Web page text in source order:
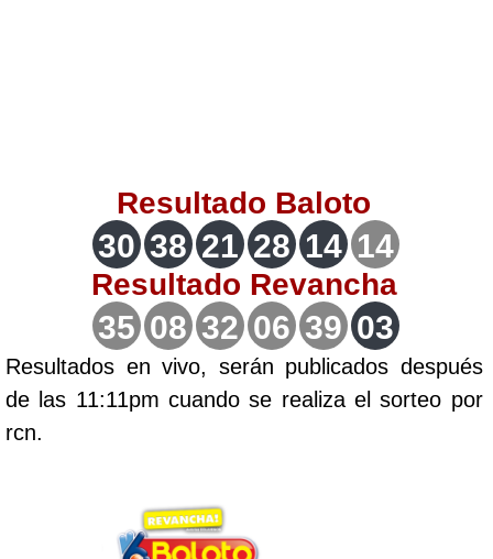
Lotería del Quindio
Lotería de Bogotá
Lotería de Risaralda
Lotería de Medellín
Lotería del Cauca
Resultado Baloto
30 38 21 28 14 14
Resultado Revancha
35 08 32 06 39 03
Resultados en vivo, serán publicados después
de las 11:11pm cuando se realiza el sorteo por
rcn.